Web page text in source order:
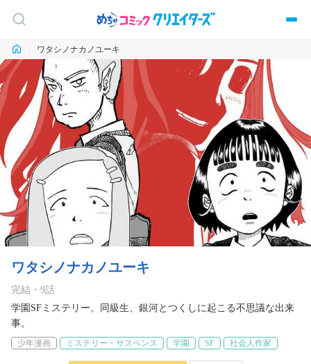
ワタシノナカノユーキ
ワタシノナカノユーキ
完結 ・ 9話
学園SFミステリー。同級生、銀河とつくしに起こる不思議な出来
事。
少年漫画 ミステリー・サスペンス 学園 SF 社会人作家